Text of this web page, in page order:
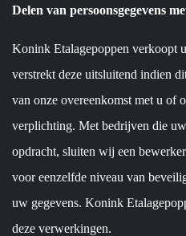
Delen van persoonsgegevens
Konink Etalagepoppen verkoopt
verstrekt deze uitsluitend indien
van onze overeenkomst met u of
verplichting. Met bedrijven die
opdracht, sluiten wij een
voor eenzelfde niveau van
uw gegevens. Konink
deze verwerkingen.